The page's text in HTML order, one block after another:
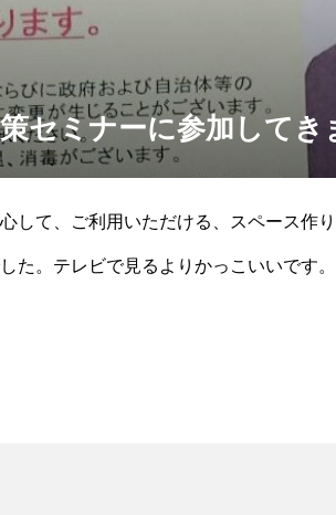
セミナーに参加してき
して、ご利用いただける、スペース作
た。テレビで見るよりかっこいいです